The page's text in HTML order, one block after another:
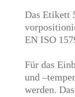
Das Etikett
EN ISO
Für das
und
werden.